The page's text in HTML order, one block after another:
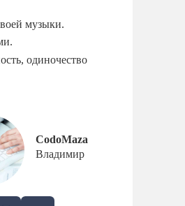
музыки.
одиночество
CodoMaza
Владимир